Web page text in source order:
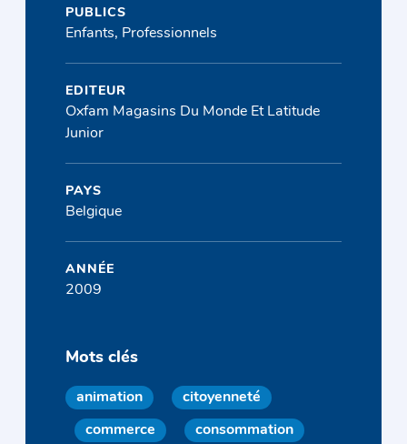
PUBLICS
Enfants, Professionnels
EDITEUR
Oxfam Magasins Du Monde Et Latitude
Junior
PAYS
Belgique
ANNÉE
2009
Mots clés
animation citoyenneté
commerce consommation